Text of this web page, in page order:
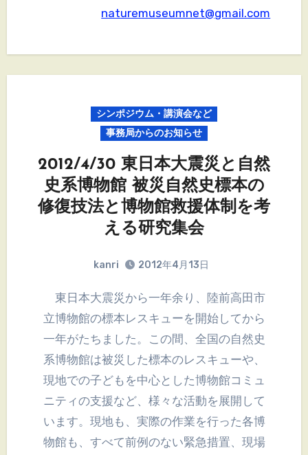
naturemuseumnet@gmail.com
シンポジウム・講演会など
事務局からのお知らせ
2012/4/30 東日本大震災と自然
史系博物館 被災自然史標本の
修復技法と博物館救援体制を考
える研究集会
kanri 2012年4月13日
東日本大震災から一年余り、陸前高田市
立博物館の標本レスキューを開始してから
一年がたちました。この間、全国の自然史
系博物館は被災した標本のレスキューや、
現地での子どもを中心とした博物館コミュ
ニティの支援など、様々な活動を展開して
います。現地も、実際の作業を行った各博
物館も、すべて前例のない緊急措置、現場